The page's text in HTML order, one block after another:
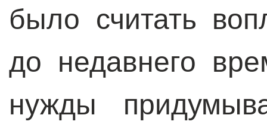
было считать
до недавнего
нужды